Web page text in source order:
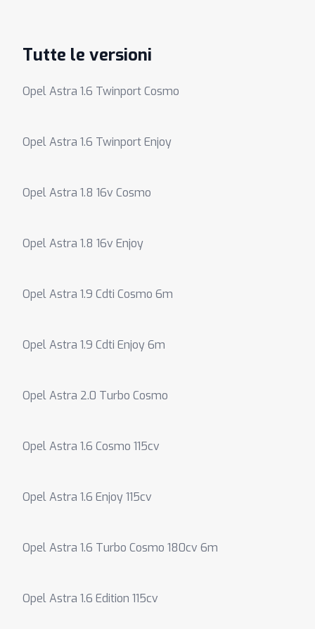
Tutte le versioni
Opel Astra 1.6 Twinport Cosmo
Opel Astra 1.6 Twinport Enjoy
Opel Astra 1.8 16v Cosmo
Opel Astra 1.8 16v Enjoy
Opel Astra 1.9 Cdti Cosmo 6m
Opel Astra 1.9 Cdti Enjoy 6m
Opel Astra 2.0 Turbo Cosmo
Opel Astra 1.6 Cosmo 115cv
Opel Astra 1.6 Enjoy 115cv
Opel Astra 1.6 Turbo Cosmo 180cv 6m
Opel Astra 1.6 Edition 115cv